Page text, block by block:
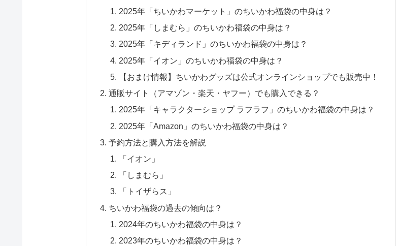
2025年「ちいかわマーケット」のちいかわ福袋の中身は？
2025年「しまむら」のちいかわ福袋の中身は？
2025年「キディランド」のちいかわ福袋の中身は？
2025年「イオン」のちいかわ福袋の中身は？
【おまけ情報】ちいかわグッズは公式オンラインショップでも販売中！
通販サイト（アマゾン・楽天・ヤフー）でも購入できる？
2025年「キャラクターショップ ラフラフ」のちいかわ福袋の中身は？
2025年「Amazon」のちいかわ福袋の中身は？
予約方法と購入方法を解説
「イオン」
「しまむら」
「トイザらス」
ちいかわ福袋の過去の傾向は？
2024年のちいかわ福袋の中身は？
2023年のちいかわ福袋の中身は？